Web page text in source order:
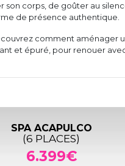
son corps, de goûter au
de présence authentique.
comment aménager
et épuré, pour renouer
SPA ACAPULCO
(6 PLACES)
6.399€